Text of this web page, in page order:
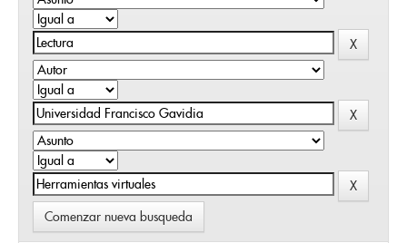
Comenzar nueva busqueda